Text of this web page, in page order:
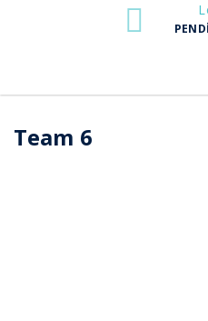
Team 6